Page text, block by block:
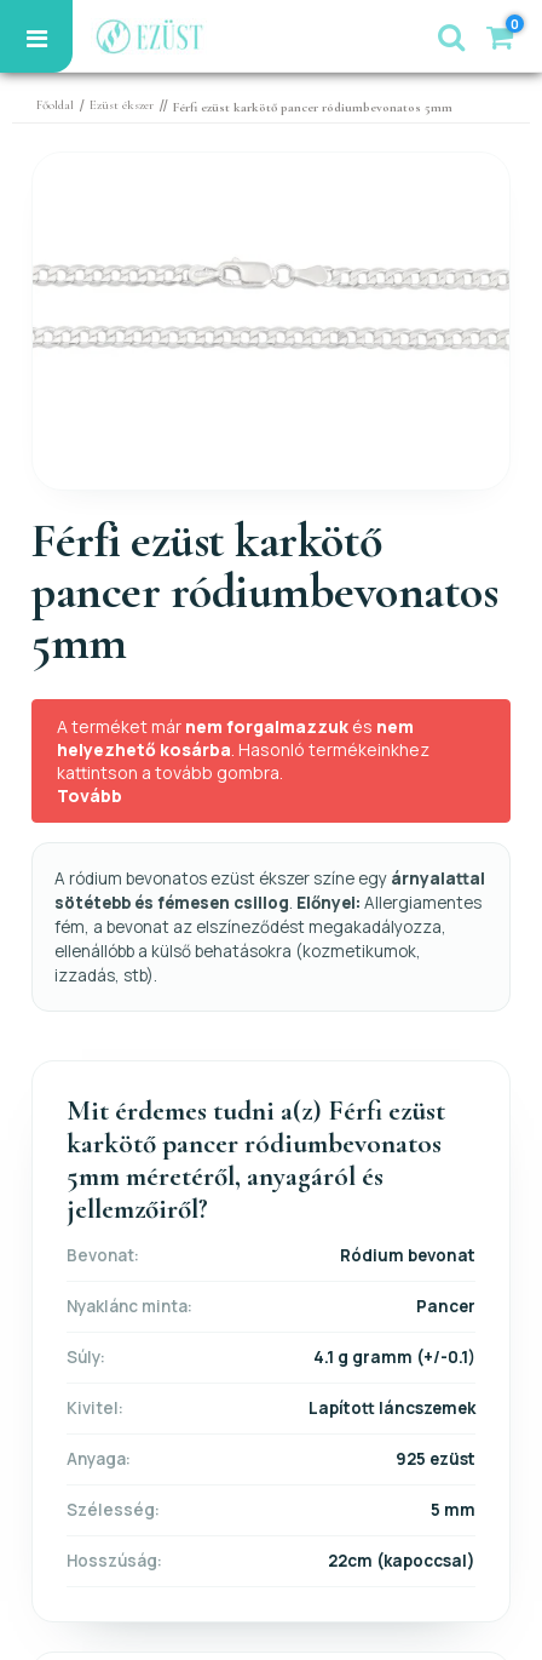
0
Főoldal / Ezüst ékszer // Férfi ezüst karkötő pancer ródiumbevonatos 5mm
Férfi ezüst karkötő
pancer ródiumbevonatos
5mm
A terméket már nem forgalmazzuk és nem
helyezhető kosárba . Hasonló termékeinkhez
kattintson a tovább gombra.
Tovább
A ródium bevonatos ezüst ékszer színe egy árnyalattal
sötétebb és fémesen csillog. Előnyei: Allergiamentes
fém, a bevonat az elszíneződést megakadályozza,
ellenállóbb a külső behatásokra (kozmetikumok,
izzadás, stb).
Mit érdemes tudni a(z) Férfi ezüst
karkötő pancer ródiumbevonatos
5mm méretéről, anyagáról és
jellemzőiről?
Bevonat: Ródium bevonat
Nyaklánc minta: Pancer
Súly: 4.1 g gramm (+/-0.1)
Kivitel: Lapított láncszemek
Anyaga: 925 ezüst
Szélesség: 5 mm
Hosszúság: 22cm (kapoccsal)